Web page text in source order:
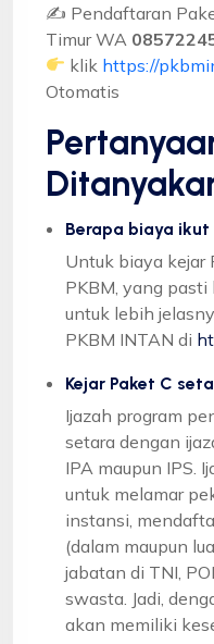
✍ Pendaftaran
Timur WA
klik https://
Otomatis
Berapa biaya
Untuk biaya kejar
PKBM, yang pasti
untuk lebih
PKBM INTAN di
Kejar Paket C
Ijazah program
setara dengan
IPA maupun IPS.
untuk melamar
instansi,
(dalam maupun
jabatan di TNI,
swasta. Jadi,
akan memiliki